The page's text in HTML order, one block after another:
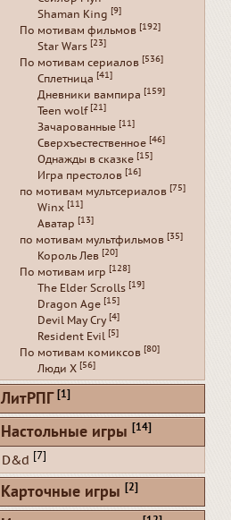
Shaman King [9]
По мотивам фильмов [192]
Star Wars [23]
По мотивам сериалов [536]
Сплетница [41]
Дневники вампира [159]
Teen wolf [21]
Зачарованные [11]
Сверхъестественное [46]
Однажды в сказке [15]
Игра престолов [16]
по мотивам мультсериалов [75]
Winx [11]
Аватар [13]
по мотивам мультфильмов [35]
Король Лев [20]
По мотивам игр [128]
The Elder Scrolls [19]
Dragon Age [15]
Devil May Cry [4]
Resident Evil [5]
По мотивам комиксов [80]
Люди Х [56]
ЛитРПГ [1]
Настольные игры [14]
D&d [7]
Карточные игры [2]